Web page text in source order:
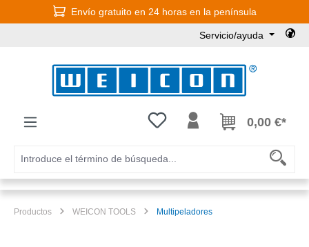
Saltar al contenido principalEnvío gratuito en 24 horas en la península
Servicio/ayuda
Tienes 0 artículos en tu lista de
0,00 €*
Productos WEICON TOOLS Multipeladores